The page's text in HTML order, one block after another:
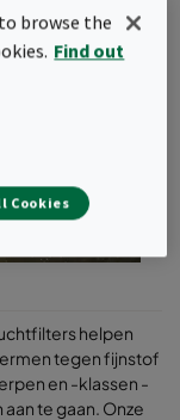
helpen
tegen fijnstof
en -klassen -
te gaan. Onze
browse the
Find out
Cookies